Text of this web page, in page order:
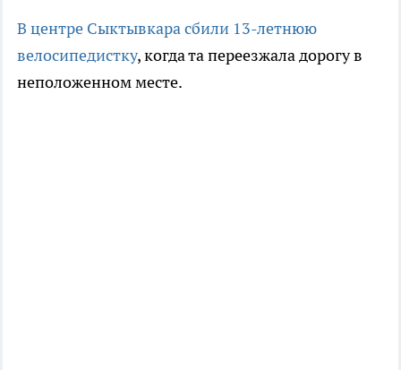
В центре Сыктывкара сбили 13-летнюю
велосипедистку, когда та переезжала дорогу в
неположенном месте.